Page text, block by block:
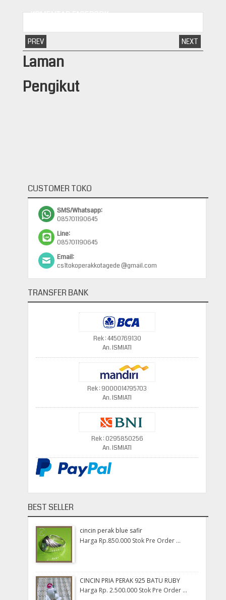
KOMENTAR FACEBOOK
PREV NEXT
Laman
Pengikut
CUSTOMER TOKO
SMS/Whatsapp:
085701190645
Line:
085701190645
Email:
cs1tokoperakkotagede @gmail.com
TRANSFER BANK
Rek : 4450769130
An. ISMIATI
Rek : 9000014795703
An. ISMIATI
Rek : 0295850256
An. ISMIATI
BEST SELLER
cincin perak blue safir
Harga Rp.850.000 Stok Pre Order ...
CINCIN PRIA PERAK 925 BATU RUBY
Harga Rp. 2.500.000 Stok Pre Order ...